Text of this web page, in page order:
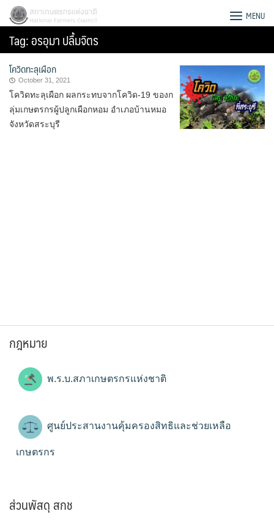
Skip
content
สภาเกษตรกรแห่งชาติ MENU
Tag:อรอุมา ปลื้มจิตร
โควิดทะลุเผือก
October 31, 2021
โควิดทะลุเผือก ผลกระทบจากโควิด-19 ของก
ลุ่มเกษตรกรผู้ปลูกเผือกหอม อำเภอบ้านหมอ
จังหวัดสระบุรี
กฎหมาย
พ.ร.บ.สภาเกษตรกรแห่งชาติ
ศูนย์ประสานงานคุ้มครองสิทธิและช่วยเหลือ
เกษตรกร
ส่วนพัสดุ สกช